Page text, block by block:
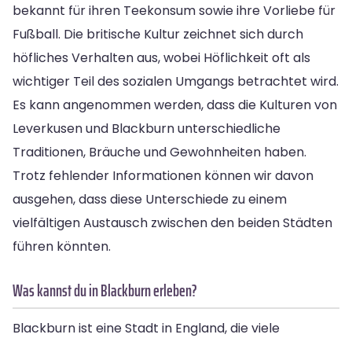
bekannt für ihren Teekonsum sowie ihre Vorliebe für
Fußball. Die britische Kultur zeichnet sich durch
höfliches Verhalten aus, wobei Höflichkeit oft als
wichtiger Teil des sozialen Umgangs betrachtet wird.
Es kann angenommen werden, dass die Kulturen von
Leverkusen und Blackburn unterschiedliche
Traditionen, Bräuche und Gewohnheiten haben.
Trotz fehlender Informationen können wir davon
ausgehen, dass diese Unterschiede zu einem
vielfältigen Austausch zwischen den beiden Städten
führen könnten.
Was kannst du in Blackburn erleben?
Blackburn ist eine Stadt in England, die viele